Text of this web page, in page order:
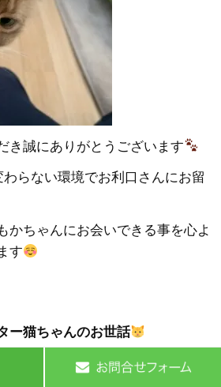
き誠にありがとうございます
らない環境でお利口さんにお留
かちゃんにお会いできる事を心よ
す
ー猫ちゃんのお世話